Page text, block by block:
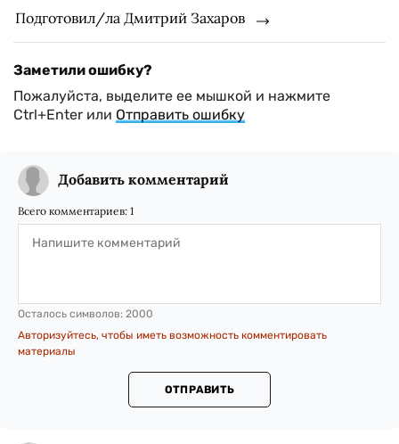
Подготовил/ла Дмитрий Захаров
Заметили ошибку?
Пожалуйста, выделите ее мышкой и нажмите
Ctrl+Enter или Отправить ошибку
Добавить комментарий
Всего комментариев: 1
Осталось символов: 2000
Авторизуйтесь, чтобы иметь возможность комментировать
материалы
ОТПРАВИТЬ